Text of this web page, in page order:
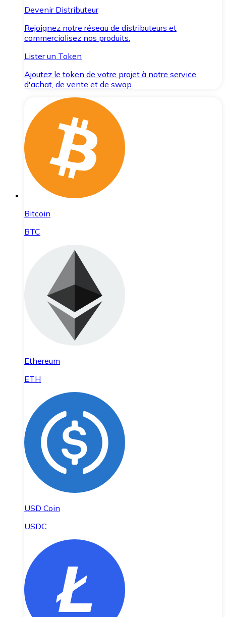
Devenir Distributeur
Rejoignez notre réseau de distributeurs et
commercialisez nos produits.
Lister un Token
Ajoutez le token de votre projet à notre service
d'achat, de vente et de swap.
Bitcoin
BTC
Ethereum
ETH
USD Coin
USDC